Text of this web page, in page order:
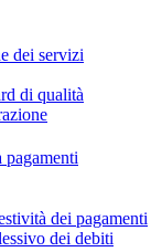
dei servizi
di qualità
pagamenti
dei pagamenti
dei debiti